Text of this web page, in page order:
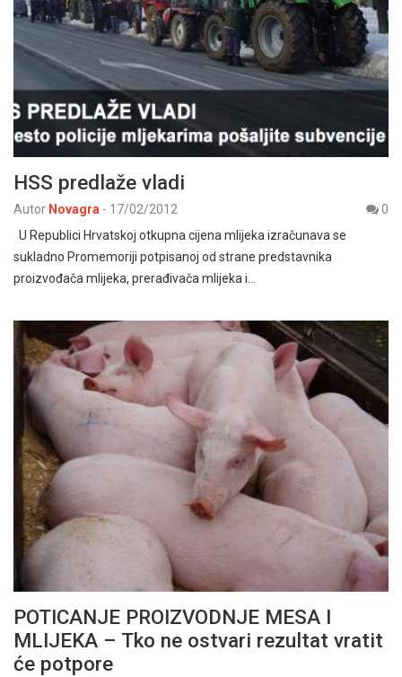
HSS predlaže vladi
Autor Novagra - 17/02/2012
0
U Republici Hrvatskoj otkupna cijena mlijeka izračunava se
sukladno Promemoriji potpisanoj od strane predstavnika
proizvođača mlijeka, prerađivača mlijeka i…
POTICANJE PROIZVODNJE MESA I
MLIJEKA – Tko ne ostvari rezultat vratit
će potpore